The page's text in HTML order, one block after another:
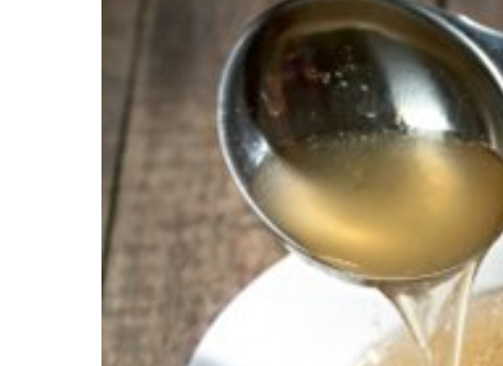
Мясо по-французьки
Рецепти із фаршу